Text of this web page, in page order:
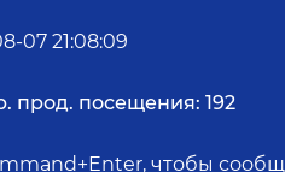
07 21:08:09
прод. посещения: 192
чтобы